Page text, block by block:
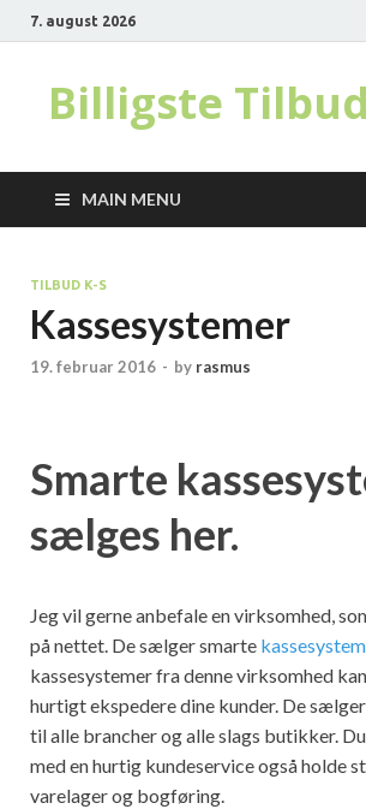
7. august 2026
Billigste Tilbud
MAIN MENU
TILBUD K-S
Kassesystemer
19. februar 2016 - by rasmus
Smarte
sælges her.
Jeg vil gerne anbefale en virksomhed,
på nettet. De sælger smarte
kassesystemer fra denne virksomhed
hurtigt ekspedere dine kunder. De
til alle brancher og alle slags butikker.
med en hurtig kundeservice også holde
varelager og bogføring.